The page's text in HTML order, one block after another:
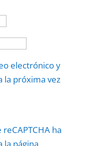
electrónico y
la próxima vez
ha